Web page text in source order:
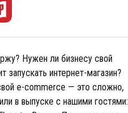
Нужен ли бизнесу свой
интернет-магазин?
e-commerce — это сложно,
в выпуске c нашими гостями: